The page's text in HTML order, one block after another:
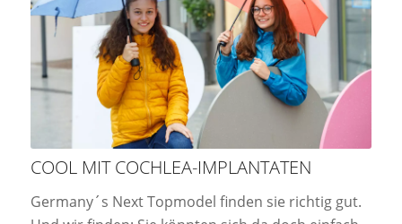
COOL MIT COCHLEA-IMPLANTATEN
Germany´s Next Topmodel finden sie richtig gut.